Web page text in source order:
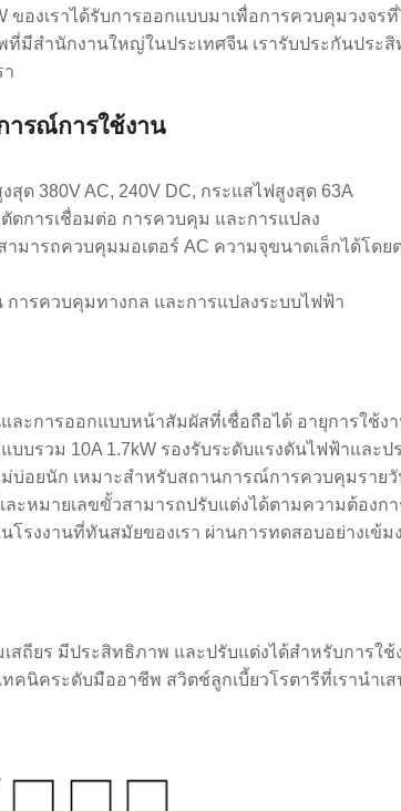
ของเราได้รับการออกแบบมาเพื่อการควบคุมวงจ
ที่มีสำนักงานใหญ่ในประเทศจีน เรารับประกันปร
ารณ์การใช้งาน
สุด 380V AC, 240V DC, กระแสไฟสูงสุด 63A
ดการเชื่อมต่อ การควบคุม และการแปลง
ามารถควบคุมมอเตอร์ AC ความจุขนาดเล็กได้โด
ารควบคุมทางกล และการแปลงระบบไฟฟ้า
ะการออกแบบหน้าสัมผัสที่เชื่อถือได้ อายุการใช้ง
บบรวม 10A 1.7kW รองรับระดับแรงดันไฟฟ้าและป
บ่อยนัก เหมาะสำหรับสถานการณ์การควบคุมราย
ะหมายเลขขั้วสามารถปรับแต่งได้ตามความต้องก
รงงานที่ทันสมัยของเรา ผ่านการทดสอบอย่างเข้ม
ถียร มีประสิทธิภาพ และปรับแต่งได้สำหรับการใ
คนิคระดับมืออาชีพ สวิตช์ลูกเบี้ยวโรตารีที่เรานำเ